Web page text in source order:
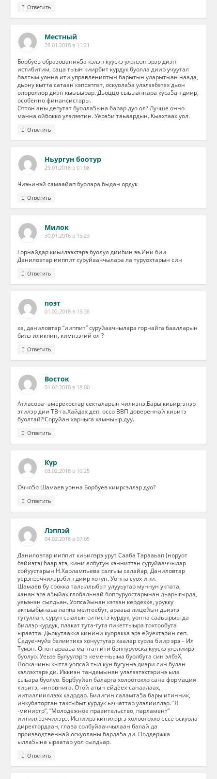
Ответить
Местный
28.01.2018 в 11:21
Борбуев образования5а кэлэн куускэ улэлээн эрэр диэн
истибитим, саца тыын киирбит курдук буолла диир учуутал
балтым уонна ити управлениятын барытын уларытыан наада,
дьону кытта сатаан кэпсэппэт, оскуола5а улэлээбэтэх дьон
олороллор диэн кыыьырар. Дьоццо сыьыаннара куса5ан диир,
особенно финансистары.
Оттон аны депутат буолла5ына барар дуо ол? Лучше онно
манна ойбокко улэлээтин. Уерэ5и таьаардын. Кыахтаах уол.
Ответить
Ньургун боотур
29.01.2018 в 01:08
Чиэьинэй самаайап буолара быдан ордук
Ответить
Милок
30.01.2018 в 15:23
Горнайдар киьилээхтэрэ буолуо диибин ээ.Ини бии
Даниловтар ииппит суруйааччылара ла туруохтарын син
Ответить
поэт
01.02.2018 в 15:38
ха, даниловтар “ииппит” суруйааччылара горнайга баалларын
билэ иликпин, кимнээгий ол ?
Ответить
Восток
01.02.2018 в 18:00
Атласова -амерекостар секталарын чилиэнэ.Бары киьиргэнэр
этилэр дии ТВ-га.Хайдах деп. оссо ВВП довереннай киьитэ
буолтай?!Соруйан харчыга хамныыр дуу.
Ответить
Күр
03.02.2018 в 10:25
Оччо5о Шамаев уонна Борбуев киирсэллэр дуо?
Ответить
Лэппэй
04.02.2018 в 07:05
Даниловтар ииппит киьилэрэ урут Сааба Тарааьап (норуот
бэйиэтэ) баар этэ, кини елбутун кэнниттэн суруйааччылар
сойуустарын Н.Харлампьева салгыы салайар, Даниловтар
уерэнээччилэрэбин диир хотун. Уонна суох ини.
Шамаев бу срокка талыллыбыт улууьугар муннун укпата,
ханан эрэ а5ыйах глобальнай боппуруостарынан дьарыгырда,
уеьэнэн сылдьан. Уопсайынан кэтээн кердеххе, урукку
актыыбынаьа лаппа мелтеебут, арааьа лицейын дьиэтэ
тутуллан, сурун сыалын ситистэ курдук, уонна сааьырыы да
биллэр курдук, плакат тута-тута пикеттыыра тохтообута
ыраатта. Дьокутаакка кинини куоракка эрэ ейуехтэрин сеп.
Седуеччуйэ бэлиитикэ хонуутугар хаалар суола биир эрэ – Ил
Тумэн. Онон арааьа мантан ити боппуруоска куускэ улэлиирэ
буолуо. Уеьээ Булуулэргэ кеме-ньыма буолбута син элбэХ,
Поскачины кытта уопсай тыл кун бугуннэ диэри син булан
кэллэхтэрэ ди. Иккиэн тандемынан улэлээтэхтэринэ ыла
сыьара буолуо. Борбууйап баларга холоотоххо сана формация
киьитэ, чиновнига. Отой атын ейдеех-санаалаах,
иитиллииллээх кадрдар. Билигин саламта5а бары итинник,
инкубатортан тахсыбыт курдук ыччаттар улэлииллэр. “Я
-министр”, “Молодежное правительство, парламент”
иитиллээччилэрэ. Испиирэ кинилэргэ холоотоххо ессе оскуола
директордаан, глава солбуйааччылаан балай да
производтвеннай оскуоланы барда5а ди. Поддержка
ылла5ына ыраатар уол сылдьар.
Ответить